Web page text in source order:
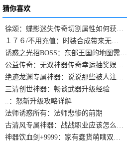
猜你喜欢
徐颂：蝶影迷失传奇切割属性如何获…
１７６/不用充值：时装合成带来无…
诱惑之光招BOSS：东部王国的地图需…
公益传奇：无双神器传奇幸运抽奖娱…
绝迹龙渊专属神器：说说那些被人注…
三清创世神器：畅谈武器升级经验
..：怒斩升级攻略详解
法师诱惑所有：法师悲惨的前期
古清风专属神器：战战职业应该怎么…
神器饮血剑+9999：家有蠢货萌瞎双…